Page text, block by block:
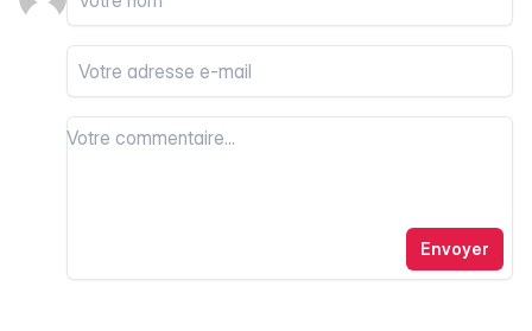
Votre email
Votre commentaire
Votre commentaire
Envoyer